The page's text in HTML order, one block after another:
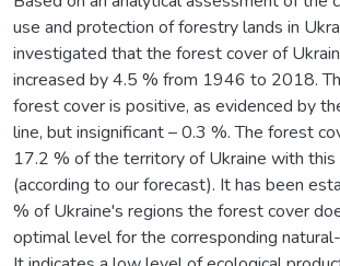
use and protection of forestry lands in
investigated that the forest cover of
increased by 4.5 % from 1946 to 2018.
forest cover is positive, as evidenced by
line, but insignificant – 0.3 %. The forest
17.2 % of the territory of Ukraine with
(according to our forecast). It has been
% of Ukraine's regions the forest cover
optimal level for the corresponding